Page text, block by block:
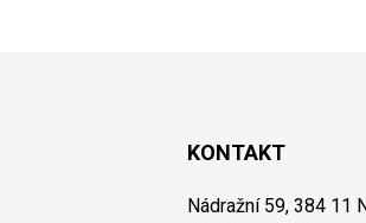
KONTAKT
Nádražní 59, 384 11